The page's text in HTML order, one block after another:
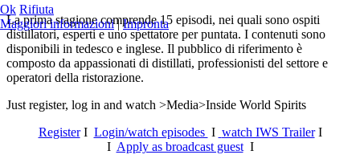
La prima stagione comprende 15 episodi, nei quali sono ospiti
distillatori, esperti e uno spettatore per puntata. I contenuti sono
disponibili in tedesco e inglese. Il pubblico di riferimento è
composto da appassionati di distillati, professionisti del settore e
operatori della ristorazione.
Just register, log in and watch >Media>Inside World Spirits
RegisterI Login/watch episodes I watch IWS TrailerI
I Apply as broadcast guestI
Ok Rifiuta
Maggiori informazioni|Impronta